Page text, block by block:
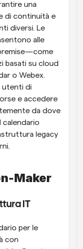
una
di continuità e
diversi. Le
alle
basati su cloud
o Webex.
utenti di
e accedere
da dove
calendario
legacy
Maker
IT
per le
con